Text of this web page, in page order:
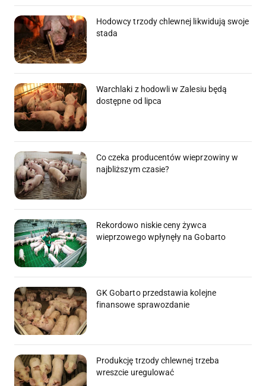
Hodowcy trzody chlewnej likwidują swoje
stada
Warchlaki z hodowli w Zalesiu będą
dostępne od lipca
Co czeka producentów wieprzowiny w
najbliższym czasie?
Rekordowo niskie ceny żywca
wieprzowego wpłynęły na Gobarto
GK Gobarto przedstawia kolejne
finansowe sprawozdanie
Produkcję trzody chlewnej trzeba
wreszcie uregulować